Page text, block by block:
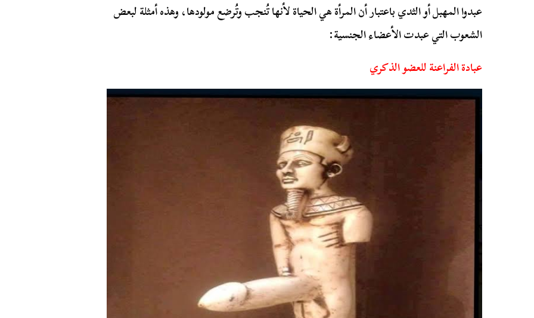
عبدوا المهبل أو الثدي باعتبار أن المرأة هي الحياة لأنها تُنجب وتُرضع مولودها، وهذه أمثلة لبعض
الشعوب التي عبدت الأعضاء الجنسية:
عبادة الفراعنة للعضو الذكري